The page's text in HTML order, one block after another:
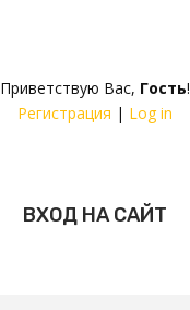
Приветствую Вас, Гость!
Регистрация | Log in
ВХОД НА САЙТ